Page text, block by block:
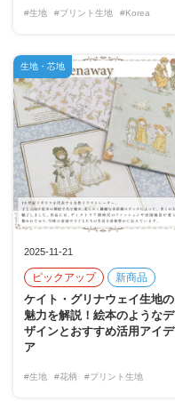
#生地 #プリント生地 #Korea
2025-11-21
ピックアップ 新商品
ケイト・グリナウェイ生地の
魅力を解説！絵本のようなデ
ザインとおすすめ活用アイデ
ア
#生地 #花柄 #プリント生地
生地・芯地